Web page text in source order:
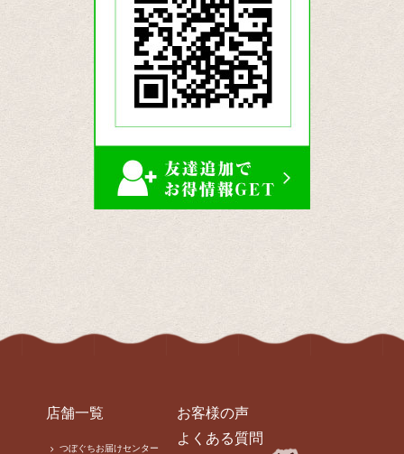
ト
店舗一覧
つぼぐちお届けセンター
お客様の声
よくある質問